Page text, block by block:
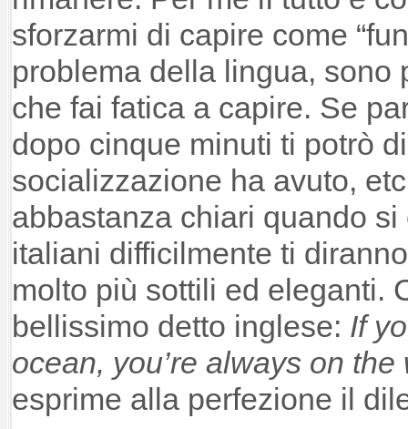
sforzarmi di capire come
problema della lingua, sono
che fai fatica a capire. Se
dopo cinque minuti ti potrò
socializzazione ha avuto,
abbastanza chiari quando
italiani difficilmente ti
molto più sottili ed eleganti.
bellissimo detto inglese: If
ocean, you’re always on
esprime alla perfezione il